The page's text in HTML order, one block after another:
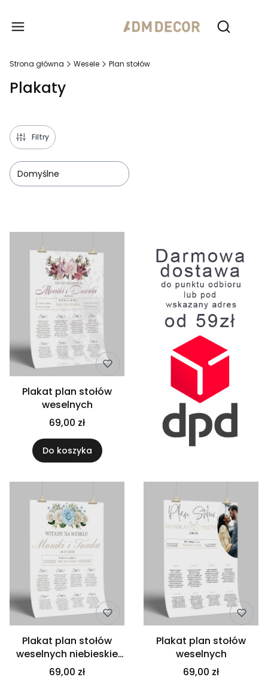
Otwórz
Strona główna Wesele Plan stołów
Plakaty
Filtry
Domyślne
Plakat plan stołów
weselnych
69,00 zł
Do koszyka
Plakat plan stołów
weselnych niebieskie
róże
69,00 zł
Plakat plan stołów
weselnych
69,00 zł